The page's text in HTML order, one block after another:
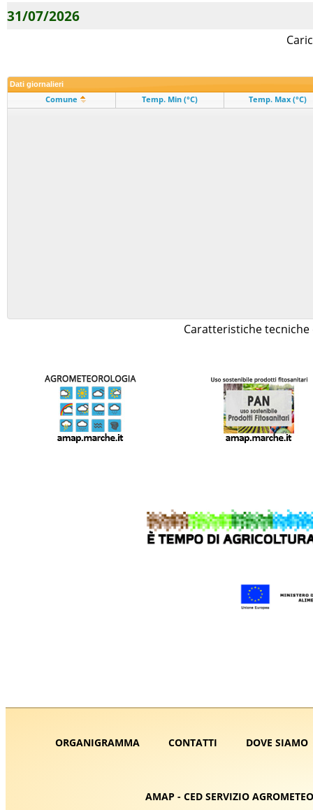
Dati giornalieri
Comune Temp. Min (°C) Temp. Max (°C)
Caratteristiche
ORGANIGRAMMA CONTATTI DOVE SIAMO
AMAP - CED SERVIZIO